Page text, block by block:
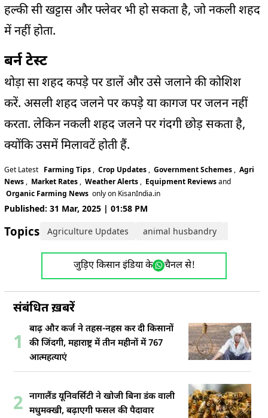
हल्की सी खट्टास और फ्लेवर भी हो सकता है, जो नकली शहद
में नहीं होता.
बर्न टेस्ट
थोड़ा सा शहद कपड़े पर डालें और उसे जलाने की कोशिश
करें. असली शहद जलने पर कपड़े या कागज पर जलन नहीं
करता. लेकिन नकली शहद जलने पर गंदगी छोड़ सकता है,
क्योंकि उसमें मिलावटें होती हैं.
Get Latest Farming Tips , Crop Updates , Government Schemes , Agri
News , Market Rates , Weather Alerts , Equipment Reviewsand
Organic Farming News only on KisanIndia.in
Published: 31 Mar, 2025 | 01:58 PM
Topics: Agriculture Updates animal husbandry
जुड़िए किसान इंडिया के चैनल से!
संबंधित ख़बरें
1
बाढ़ और कर्ज ने तहस-नहस कर दी किसानों
की जिंदगी, महाराष्ट्र में तीन महीनों में 767
आत्महत्याएं
2 नागालैंड यूनिवर्सिटी ने खोजी बिना डंक वाली
मधुमक्खी, बढ़ाएगी फसल की पैदावार